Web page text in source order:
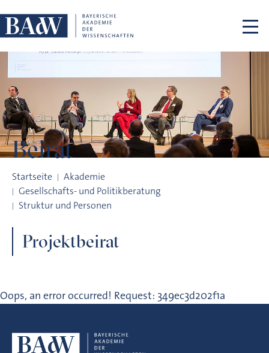
Beirat
Startseite
Akademie
Gesellschafts- und Politikberatung
Struktur und Personen
Projektbeirat
Oops, an error occurred! Request: 349ec3d202f1a